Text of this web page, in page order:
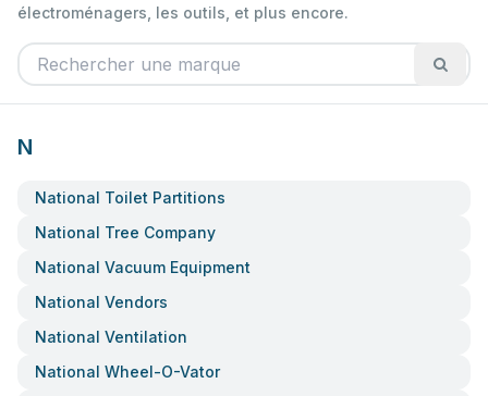
électroménagers, les outils, et plus encore.
N
National Toilet Partitions
National Tree Company
National Vacuum Equipment
National Vendors
National Ventilation
National Wheel-O-Vator